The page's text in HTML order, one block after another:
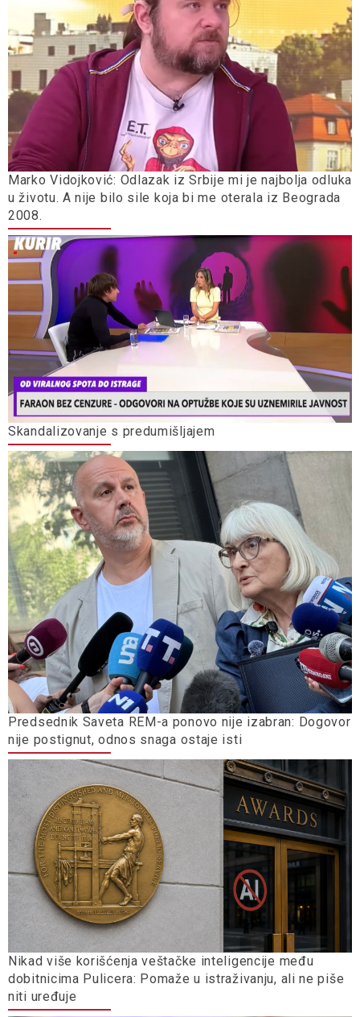
Marko Vidojković: Odlazak iz Srbije mi je najbolja odluka
u životu. A nije bilo sile koja bi me oterala iz Beograda
2008.
Skandalizovanje s predumišljajem
Predsednik Saveta REM-a ponovo nije izabran: Dogovor
nije postignut, odnos snaga ostaje isti
Nikad više korišćenja veštačke inteligencije među
dobitnicima Pulicera: Pomaže u istraživanju, ali ne piše
niti uređuje